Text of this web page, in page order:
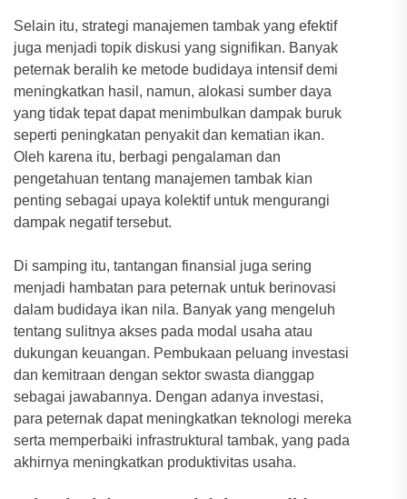
Selain itu, strategi manajemen tambak yang efektif
juga menjadi topik diskusi yang signifikan. Banyak
peternak beralih ke metode budidaya intensif demi
meningkatkan hasil, namun, alokasi sumber daya
yang tidak tepat dapat menimbulkan dampak buruk
seperti peningkatan penyakit dan kematian ikan.
Oleh karena itu, berbagi pengalaman dan
pengetahuan tentang manajemen tambak kian
penting sebagai upaya kolektif untuk mengurangi
dampak negatif tersebut.
Di samping itu, tantangan finansial juga sering
menjadi hambatan para peternak untuk berinovasi
dalam budidaya ikan nila. Banyak yang mengeluh
tentang sulitnya akses pada modal usaha atau
dukungan keuangan. Pembukaan peluang investasi
dan kemitraan dengan sektor swasta dianggap
sebagai jawabannya. Dengan adanya investasi,
para peternak dapat meningkatkan teknologi mereka
serta memperbaiki infrastruktural tambak, yang pada
akhirnya meningkatkan produktivitas usaha.